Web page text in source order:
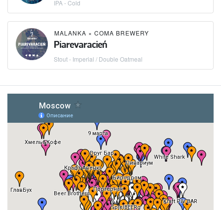
IPA - Cold
MALANKA × COMA BREWERY
Piarevaracień
Stout - Imperial / Double Oatmeal